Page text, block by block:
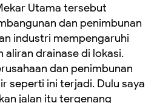
Utama tersebut
dan penimbunan
industri mempengaruhi
aliran drainase di lokasi.
dan penimbunan
seperti ini terjadi. Dulu saya
jalan itu tergenang